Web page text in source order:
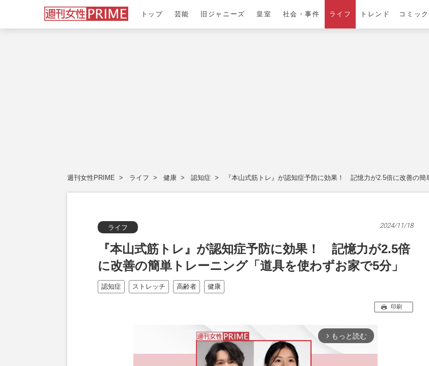
トップ 芸能 旧ジャニーズ 皇室 社会・事件 ライフ トレンド コミッ
週刊女性PRIME ライフ 健康 認知症 『本山式筋トレ』が認知症予防に効果！ 記憶力が2.5倍に改善の
ライフ 2024/11/18
『本山式筋トレ』が認知症予防に効果！ 記憶力が2.5倍
に改善の簡単トレーニング「道具を使わずお家で5分」
認知症 ストレッチ 高齢者 健康
印刷
arrow_forward_ios もっと読む